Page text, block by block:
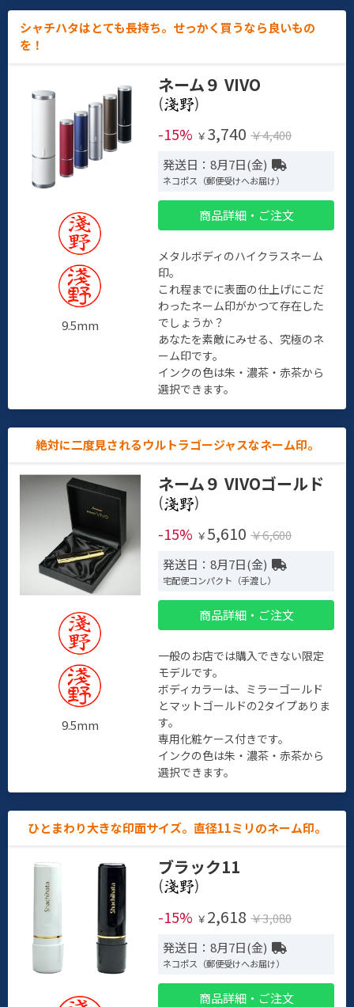
シャチハタはとても長持ち。せっかく買うなら良いもの
を！
9.5mm
ネーム９ VIVO
(
)
-15% ￥ 3,740 ￥4,400
発送日：8月7日(金)
ネコポス（郵便受けへお届け）
商品詳細・ご注文
メタルボディのハイクラスネーム
印。
これ程までに表面の仕上げにこだ
わったネーム印がかつて存在した
でしょうか？
あなたを素敵にみせる、究極のネ
ーム印です。
インクの色は朱・濃茶・赤茶から
選択できます。
絶対に二度見されるウルトラゴージャスなネーム印。
9.5mm
ネーム９ VIVOゴールド
(
)
-15% ￥ 5,610 ￥6,600
発送日：8月7日(金)
宅配便コンパクト（手渡し）
商品詳細・ご注文
一般のお店では購入できない限定
モデルです。
ボディカラーは、ミラーゴールド
とマットゴールドの2タイプありま
す。
専用化粧ケース付きです。
インクの色は朱・濃茶・赤茶から
選択できます。
ひとまわり大きな印面サイズ。直径11ミリのネーム印。
ブラック11
(
)
-15% ￥ 2,618 ￥3,080
発送日：8月7日(金)
ネコポス（郵便受けへお届け）
商品詳細・ご注文